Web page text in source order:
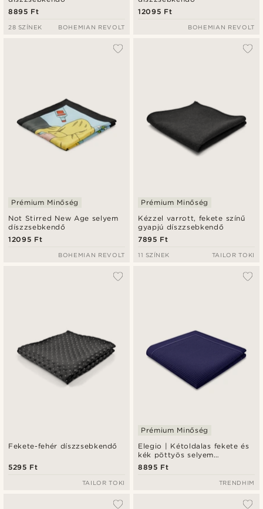
8895 Ft
28 SZÍNEK BOHEMIAN REVOLT
12095 Ft
BOHEMIAN REVOLT
Not Stirred New Age selyem
díszzsebkendő
Prémium Minőség
12095 Ft
BOHEMIAN REVOLT
Kézzel varrott, fekete színű
gyapjú díszzsebkendő
Prémium Minőség
7895 Ft
11 SZÍNEK TAILOR TOKI
Fekete-fehér díszzsebkendő
5295 Ft
TAILOR TOKI
Elegio | Kétoldalas fekete és
kék pöttyös selyem
díszzsebkendő
Prémium Minőség
8895 Ft
TRENDHIM